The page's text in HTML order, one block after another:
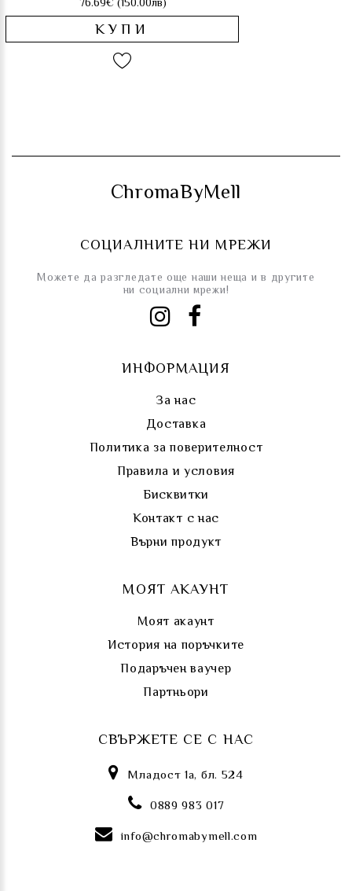
76.69€ (150.00лв)
КУПИ
ИНФОРМАЦИЯ
За нас
Доставка
Политика за поверителност
Правила и условия
Бисквитки
Контакт с нас
Върни продукт
МОЯТ АКАУНТ
Моят акаунт
История на поръчките
Подаръчен ваучер
Партньори
ChromaByMell
СОЦИАЛНИТЕ НИ МРЕЖИ
Можете да разгледате още наши неща и в другите
ни социални мрежи!
СВЪРЖЕТЕ СЕ С НАС
Младост 1а, бл. 524
0889 983 017
info@chromabymell.com